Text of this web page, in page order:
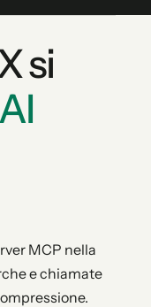
si
MCP nella
e chiamate